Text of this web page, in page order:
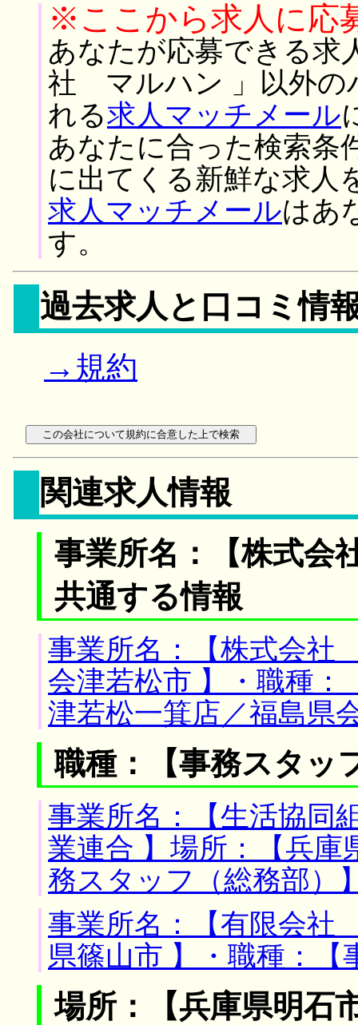
※ここから求人に応
あなたが応募できる求
社 マルハン 」以外の
れる求人マッチメール
あなたに合った検索条
に出てくる新鮮な求人
求人マッチメールはあ
す。
過去求人と口コミ情
→規約
関連求人情報
事業所名：【株式
共通する情報
事業所名：【株式会
会津若松市 】・職種
津若松一箕店／福島県
職種：【事務スタッ
事業所名：【生活協
業連合 】場所：【兵庫
務スタッフ（総務部）
事業所名：【有限会社
県篠山市 】・職種：【
場所：【兵庫県明石